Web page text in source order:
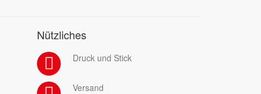
Nützliches
Druck und Stick
Versand